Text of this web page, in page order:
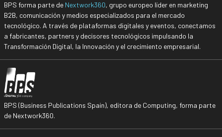
BPS forma parte de Nextwork360, grupo europeo líder en marketing
B2B, comunicación y medios especializados para el mercado
tecnológico. A través de plataformas digitales y eventos, conectamos
a fabricantes, partners y decisores tecnológicos impulsando la
Transformación Digital, la Innovación y el crecimiento empresarial.
BPS (Business Publications Spain), editora de Computing, forma parte
de Nextwork360.